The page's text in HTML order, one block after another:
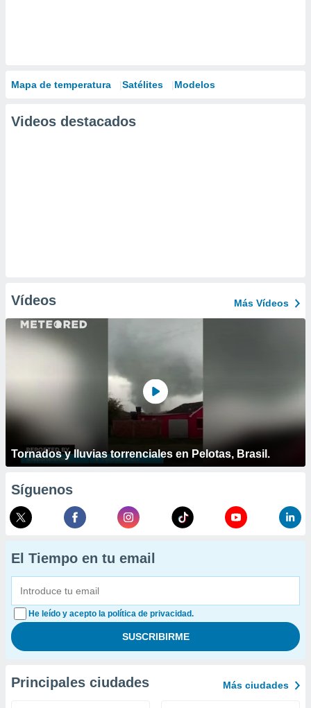
Mapa de temperatura Satélites Modelos
Videos destacados
Vídeos Más Vídeos
Tornados y lluvias torrenciales en Pelotas, Brasil.
Síguenos
El Tiempo en tu email
He leído y acepto la política de privacidad.
Principales ciudades Más ciudades